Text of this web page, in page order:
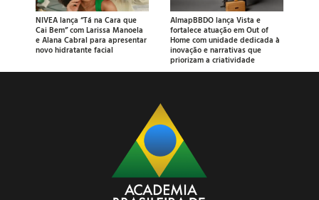
NIVEA lança “Tá na Cara que
Cai Bem” com Larissa Manoela
e Alana Cabral para apresentar
novo hidratante facial
AlmapBBDO lança Vista e
fortalece atuação em Out of
Home com unidade dedicada à
inovação e narrativas que
priorizam a criatividade